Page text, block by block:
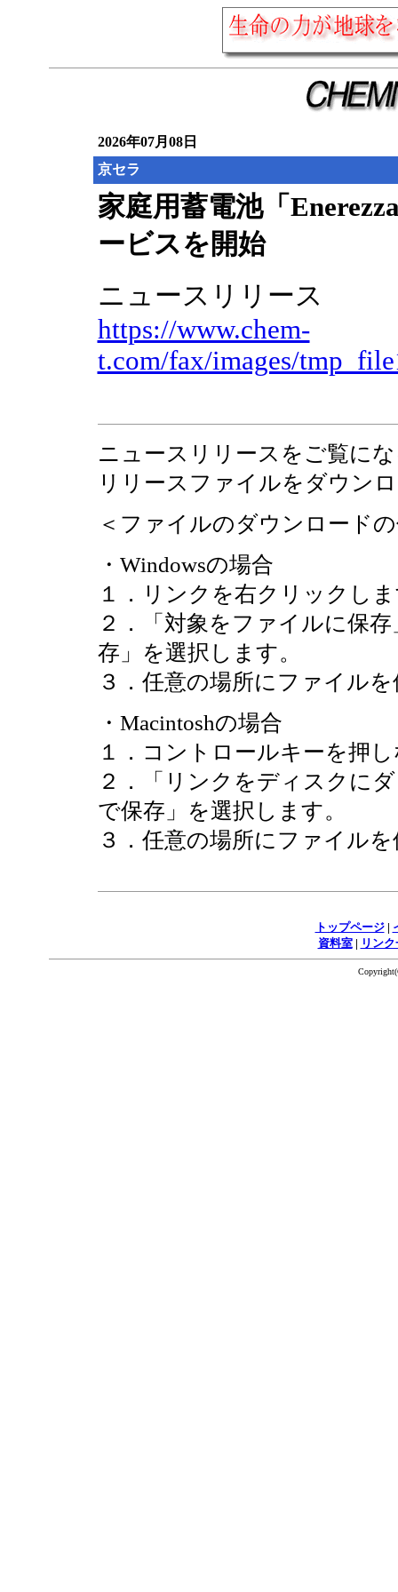
2026年07月08日
京セラ
家庭用蓄電池「
ービスを開始
ニュースリリース
https://www.chem-
t.com/fax/images/
ニュースリリースをご覧に
リリースファイルをダウン
＜ファイルのダウンロード
・Windowsの場合
１．リンクを右クリックし
２．「対象をファイルに保
存」を選択します。
３．任意の場所にファイル
・Macintoshの場合
１．コントロールキーを押
２．「リンクをディスクに
で保存」を選択します。
３．任意の場所にファイル
トップページ|
資料室| リン